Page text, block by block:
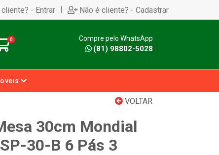
- Entrar | Não é cliente? - Cadastrar
0 Compre pelo WhatsApp
(81) 98802-5028
VOLTAR
30cm Mondial
30-B 6 Pás 3